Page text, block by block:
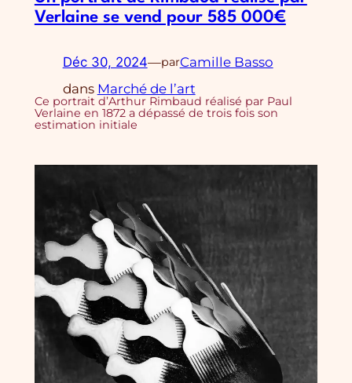
Verlaine se vend pour 585 000€
Déc 30, 2024—parCamille Basso
dans Marché de l’art
Ce portrait d’Arthur Rimbaud réalisé par Paul
Verlaine en 1872 a dépassé de trois fois son
estimation initiale